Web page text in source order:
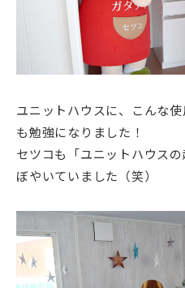
ユニットハウスに、こんな
も勉強になりました！
セツコも「ユニットハウス
ぼやいていました（笑）